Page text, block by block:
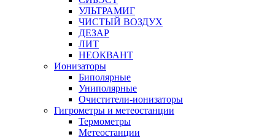
УЛЬТРАМИГ
ЧИСТЫЙ ВОЗДУХ
ДЕЗАР
ЛИТ
НЕОКВАНТ
Ионизаторы
Биполярные
Униполярные
Очистители-ионизаторы
Гигрометры и метеостанции
Термометры
Метеостанции